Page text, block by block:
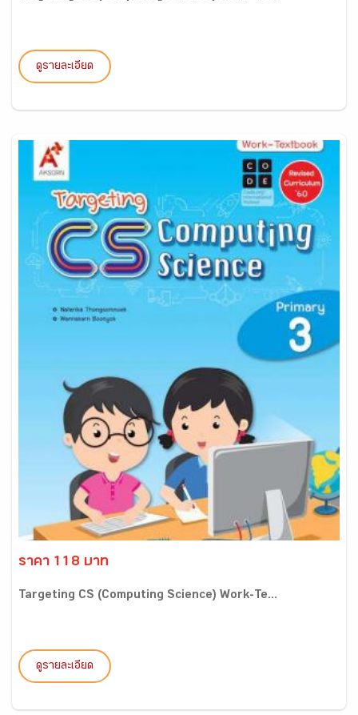
ดูรายละเอียด
ราคา 118 บาท
Targeting CS (Computing Science) Work-Te...
ดูรายละเอียด